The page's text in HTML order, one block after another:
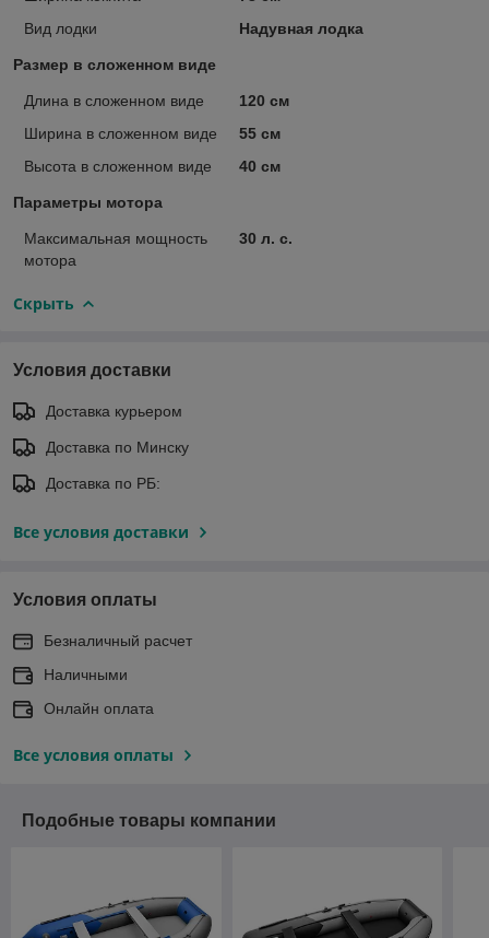
Вид лодки
Надувная лодка
Размер в сложенном виде
Длина в сложенном виде
120 см
Ширина в сложенном виде
55 см
Высота в сложенном виде
40 см
Параметры мотора
Максимальная мощность
мотора
30 л. с.
Скрыть
Условия доставки
Доставка курьером
Доставка по Минску
Доставка по РБ:
Все условия доставки
Условия оплаты
Безналичный расчет
Наличными
Онлайн оплата
Все условия оплаты
Подобные товары компании